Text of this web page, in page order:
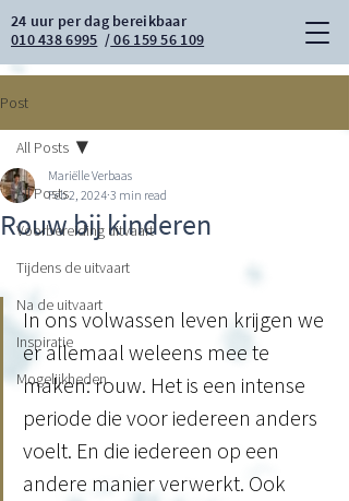
010 438 6995 /06 159 56 109
24 uur per dag bereikbaar
Post
All Posts
Voorbereiding uitvaart
Tijdens de uitvaart
Na de uitvaart
Inspiratie
Mogelijkheden
All Posts
Rouw bij kinderen
Mariëlle Verbaas
Feb 2, 2024 3 min read
In ons volwassen leven krijgen we
er allemaal weleens mee te
maken: rouw. Het is een intense
periode die voor iedereen anders
voelt. En die iedereen op een
andere manier verwerkt. Ook